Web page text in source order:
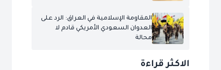
المقاومة الإسلامية في العراق: الرد على
العدوان السعودي الأمريكي قادم لا
محالة
الاكثر قراءة